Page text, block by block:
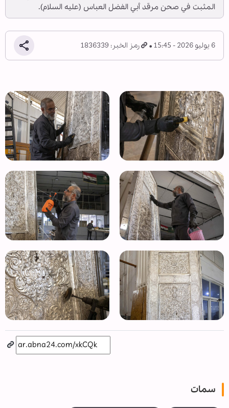
المثبت في صحن مرقد أبي الفضل العباس (عليه السلام).
6 يوليو 2026 - 15:45 رمز الخبر: 1836339
سمات